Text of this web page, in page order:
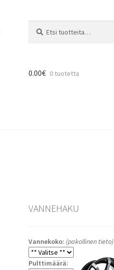
0.00€ 0 tuotetta
VANNEHAKU
Vannekoko: (pakollinen tieto)
Pulttimäärä: